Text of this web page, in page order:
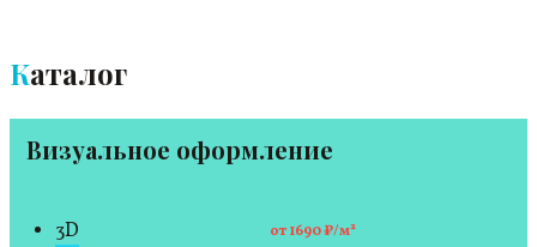
Каталог
Визуальное оформление
3D от 1690 ₽/м²